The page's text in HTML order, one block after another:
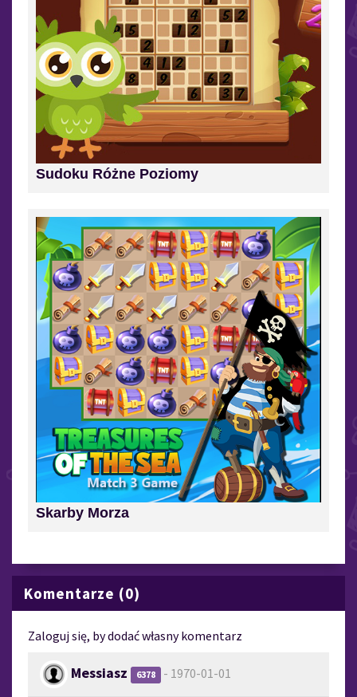
Sudoku Różne Poziomy
Skarby Morza
Komentarze (0)
Zaloguj się, by dodać własny komentarz
Messiasz 6378 - 1970-01-01